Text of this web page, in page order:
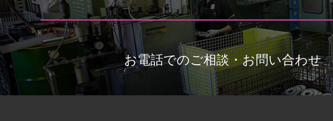
お電話でのご相談・お問い合わせ